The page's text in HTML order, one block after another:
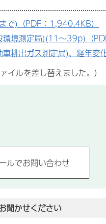
で)（PDF：1,940.4KB）
環境測定局)(11～39p)（
排出ガス測定局)、経年
ルを差し替えました。）
聞かせください